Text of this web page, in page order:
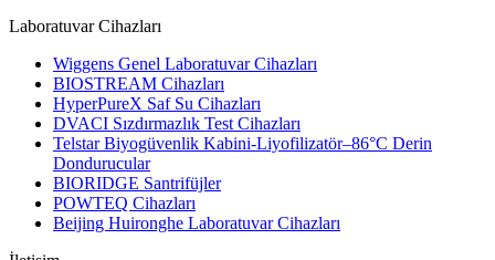
Laboratuvar Cihazları
Wiggens Genel Laboratuvar Cihazları
BIOSTREAM Cihazları
HyperPureX Saf Su Cihazları
DVACI Sızdırmazlık Test Cihazları
Telstar Biyogüvenlik Kabini-Liyofilizatör–86°C Derin
Dondurucular
BIORIDGE Santrifüjler
POWTEQ Cihazları
Beijing Huironghe Laboratuvar Cihazları